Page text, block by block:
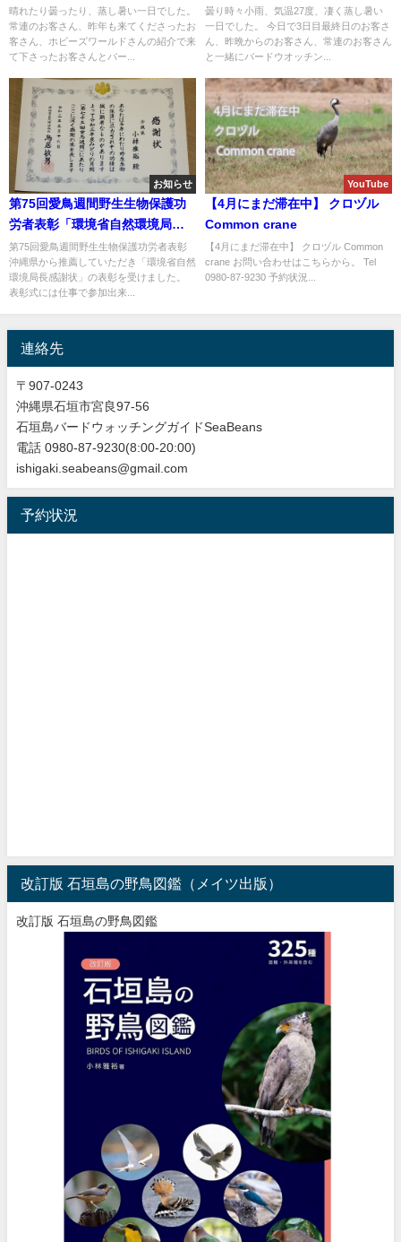
山！！バードウオッチング＆野
鳥撮影。
晴れたり曇ったり、蒸し暑い一日でした。
常連のお客さん、昨年も来てくださったお
客さん、ホビーズワールドさんの紹介で来
て下さったお客さんとバー...
カシギ、オオアジサシ等など盛
り沢山のバードウオッチング＆
野鳥撮影ガイド!!
曇り時々小雨、気温27度、凄く蒸し暑い
一日でした。 今日で3日目最終日のお客さ
ん、昨晩からのお客さん、常連のお客さん
と一緒にバードウオッチン...
お知らせ
第75回愛鳥週間野生生物保護功
労者表彰「環境省自然環境局長
感謝状」
第75回愛鳥週間野生生物保護功労者表彰
沖縄県から推薦していただき「環境省自然
環境局長感謝状」の表彰を受けました。
表彰式には仕事で参加出来...
YouTube
【4月にまだ滞在中】 クロヅル
Common crane
【4月にまだ滞在中】 クロヅル Common
crane お問い合わせはこちらから。 Tel
0980-87-9230 予約状況...
連絡先
〒907-0243
沖縄県石垣市宮良97-56
石垣島バードウォッチングガイドSeaBeans
電話 0980-87-9230(8:00-20:00)
ishigaki.seabeans@gmail.com
予約状況
改訂版 石垣島の野鳥図鑑（メイツ出版）
改訂版 石垣島の野鳥図鑑